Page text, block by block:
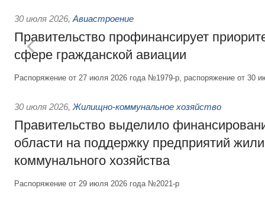
30 июля 2026, Авиастроение
Правительство профинансирует
сфере гражданской авиации
Распоряжение от 27 июля 2026 года №1979-р, распоряжение от 30
30 июля 2026, Жилищно-коммунальное хозяйство
Правительство выделило
области на поддержку предприятий
коммунального хозяйства
Распоряжение от 29 июля 2026 года №2021-р